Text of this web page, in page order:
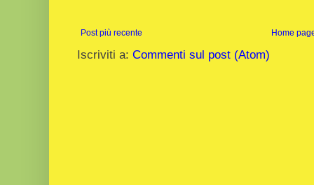
Post più recente Home
Iscriviti a: Commenti sul post (Atom)